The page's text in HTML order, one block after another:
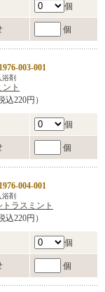
個
個
003-001
剤
ト
込220円）
個
個
004-001
剤
ラスミント
込220円）
個
個